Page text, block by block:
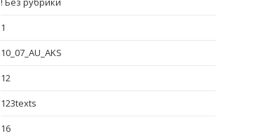
1
10_07_AU_AKS
12
123texts
16